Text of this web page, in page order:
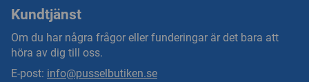
Kundtjänst
Om du har några frågor eller funderingar är det bara att
höra av dig till oss.
E-post: info@pusselbutiken.se